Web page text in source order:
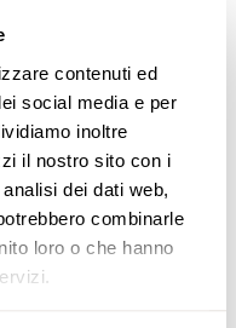
contenuti ed
social media e per
inoltre
il nostro sito con i
dei dati web,
combinarle
loro o che hanno